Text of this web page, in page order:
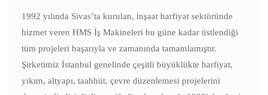
1992 yılında Sivas’ta kurulan, inşaat harfiyat sektöründe
hizmet veren HMS İş Makineleri bu güne kadar üstlendiği
tüm projeleri başarıyla ve zamanında tamamlamıştır.
Şirketimiz İstanbul genelinde çeşitli büyüklükte harfiyat,
yıkım, altyapı, taahhüt, çevre düzenlemesi projelerini